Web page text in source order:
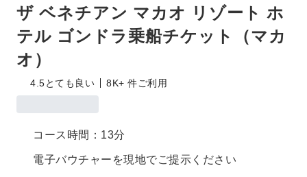
ザ ベネチアン マカオ リゾート ホ
テル ゴンドラ乗船チケット（マカ
オ）
4.5とても良い 8K+ 件ご利用
コース時間：13分
電子バウチャーを現地でご提示ください